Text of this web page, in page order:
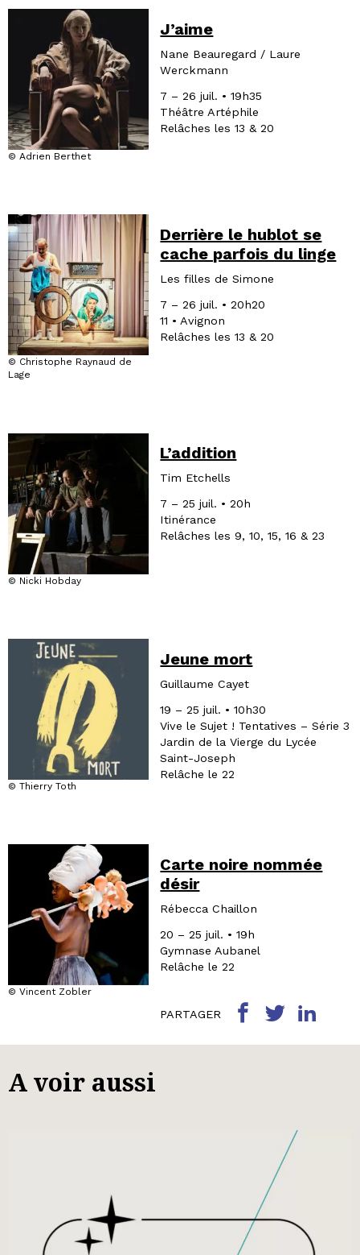
© Adrien Berthet
J’aime
Nane Beauregard / Laure
Werckmann
7 – 26 juil. • 19h35
Théâtre Artéphile
Relâches les 13 & 20
© Christophe Raynaud de
Lage
Derrière le hublot se
cache parfois du linge
Les filles de Simone
7 – 26 juil. • 20h20
11 • Avignon
Relâches les 13 & 20
© Nicki Hobday
L’addition
Tim Etchells
7 – 25 juil. • 20h
Itinérance
Relâches les 9, 10, 15, 16 & 23
© Thierry Toth
Jeune mort
Guillaume Cayet
19 – 25 juil. • 10h30
Vive le Sujet ! Tentatives – Série 3
Jardin de la Vierge du Lycée
Saint-Joseph
Relâche le 22
© Vincent Zobler
Carte noire nommée
désir
Rébecca Chaillon
20 – 25 juil. • 19h
Gymnase Aubanel
Relâche le 22
PARTAGER
A voir aussi